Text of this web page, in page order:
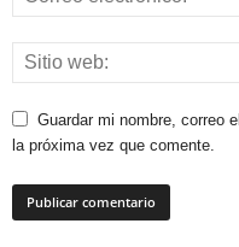
Guardar mi nombre, correo
la próxima vez que comente.